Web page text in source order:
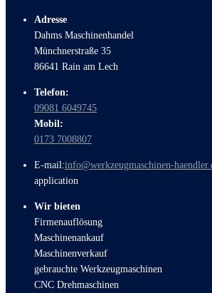
Adresse
Dahms Maschinenhandel
Münchnerstraße 35
86641 Rain am Lech
Telefon:
09081 6049745
Mobil:
0173 7008807
E-mail:info@werkzeugmaschinen-
application
Wir bieten
Firmenauflösung
Maschinenankauf
Maschinenverkauf
gebrauchte Werkzeugmaschinen
CNC Drehmaschinen